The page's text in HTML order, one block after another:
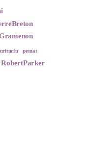
petnat
RobertParker